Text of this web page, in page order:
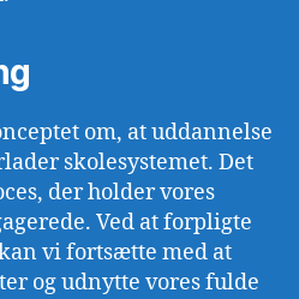
om, at uddannelse
skolesystemet. Det
der holder vores
Ved at forpligte
vi fortsætte med at
og udnytte vores fulde